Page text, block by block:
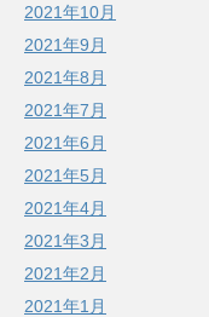
2021年10月
2021年9月
2021年8月
2021年7月
2021年6月
2021年5月
2021年4月
2021年3月
2021年2月
2021年1月